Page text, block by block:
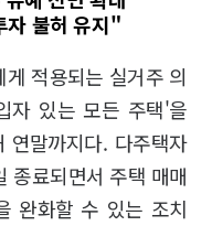
불허 유지"
적용되는 실거주 의
자 있는 모든 주택'을
연말까지다. 다주택자
종료되면서 주택 매매
완화할 수 있는 조치